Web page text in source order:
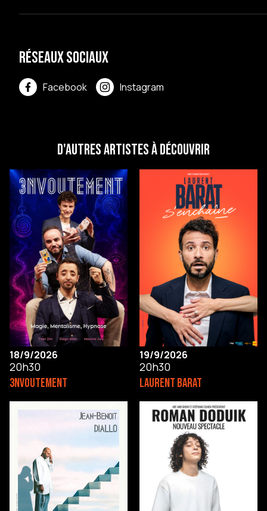
Réseaux sociaux
Facebook Instagram
D'autres artistes à découvrir
18/9/2026
20h30
3NVOUTEMENT
19/9/2026
20h30
LAURENT BARAT